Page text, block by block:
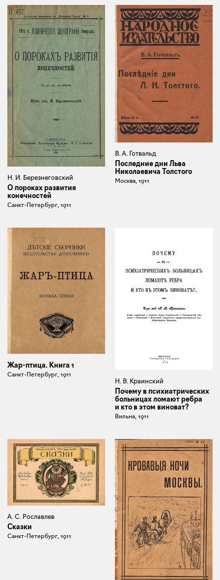
Н. И. Березнеговский
О пороках развития
конечностей
Санкт-Петербург, 1911
В. А. Готвальд
Последние дни Льва
Николаевича Толстого
Москва, 1911
Жар-птица. Книга 1
Санкт-Петербург, 1911
Н. В. Краинский
Почему в психиатрических
больницах ломают ребра
и кто в этом виноват?
Вильна, 1911
А. С. Рославлев
Сказки
Санкт-Петербург, 1911